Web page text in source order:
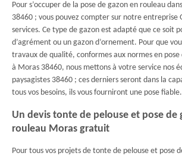
Pour s’occuper de la pose de gazon en rouleau
38460 ; vous pouvez compter sur notre entreprise
services. Ce type de gazon est adapté que ce soit
d’agrément ou un gazon d’ornement. Pour que
travaux de qualité, conformes aux normes en
à Moras 38460, nous mettons à votre service nos
paysagistes 38460 ; ces derniers seront dans la
tous vos besoins, ils vous fourniront une pose fiable.
Un devis tonte de pelouse et pose de
rouleau Moras gratuit
Pour tous vos projets de tonte de pelouse et pose